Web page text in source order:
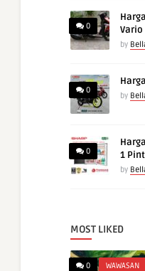
0
Vario
by
0
by
0
1
by
MOST LIKED
0 WAWASAN